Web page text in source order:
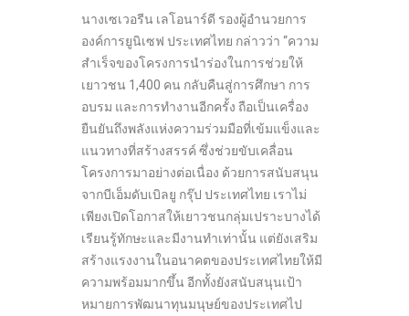
นางเซเวอรีน เลโอนาร์ดี รองผู้อำนวยการ
องค์การยูนิเซฟ ประเทศไทย กล่าวว่า “ความ
สำเร็จของโครงการนำร่องในการช่วยให้
เยาวชน 1,400 คน กลับคืนสู่การศึกษา การ
อบรม และการทำงานอีกครั้ง ถือเป็นเครื่อง
ยืนยันถึงพลังแห่งความร่วมมือที่เข้มแข็งและ
แนวทางที่สร้างสรรค์ ซึ่งช่วยขับเคลื่อน
โครงการมาอย่างต่อเนื่อง ด้วยการสนับสนุน
จากบีเอ็มดับเบิลยู กรุ๊ป ประเทศไทย เราไม่
เพียงเปิดโอกาสให้เยาวชนกลุ่มเปราะบางได้
เรียนรู้ทักษะและมีงานทำเท่านั้น แต่ยังเสริม
สร้างแรงงานในอนาคตของประเทศไทยให้มี
ความพร้อมมากขึ้น อีกทั้งยังสนับสนุนเป้า
หมายการพัฒนาทุนมนุษย์ของประเทศไป